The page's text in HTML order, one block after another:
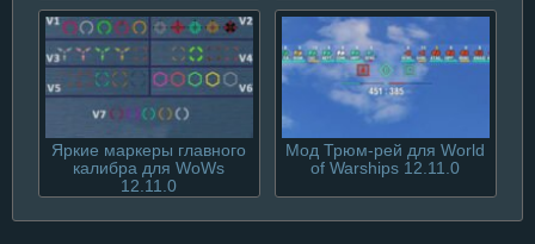
Яркие маркеры главного
калибра для WoWs
12.11.0
Мод Трюм-рей для World
of Warships 12.11.0